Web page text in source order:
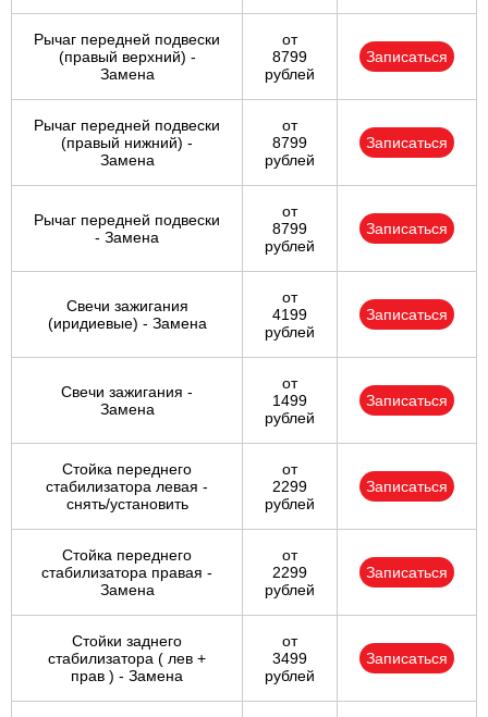
Рычаг передней подвески
(правый верхний) -
Замена
от
8799
рублей
Записаться
Рычаг передней подвески
(правый нижний) -
Замена
от
8799
рублей
Записаться
Рычаг передней подвески
- Замена
от
8799
рублей
Записаться
Свечи зажигания
(иридиевые) - Замена
от
4199
рублей
Записаться
Свечи зажигания -
Замена
от
1499
рублей
Записаться
Стойка переднего
стабилизатора левая -
снять/установить
от
2299
рублей
Записаться
Стойка переднего
стабилизатора правая -
Замена
от
2299
рублей
Записаться
Стойки заднего
стабилизатора ( лев +
прав ) - Замена
от
3499
рублей
Записаться